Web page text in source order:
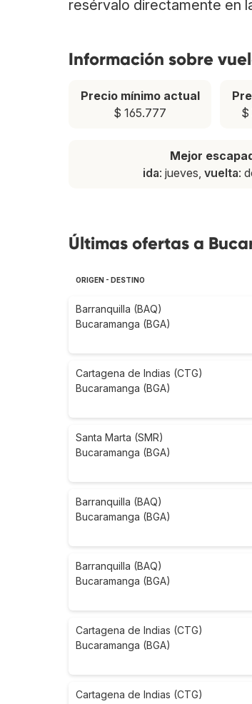
resérvalo directamente en
Información sobre
Precio mínimo actual
$ 165.777
$
Mejor
ida: jueves, vuelta:
Últimas ofertas a
ORIGEN - DESTINO
Barranquilla (BAQ)
Bucaramanga (BGA)
Cartagena de Indias (CTG)
Bucaramanga (BGA)
Santa Marta (SMR)
Bucaramanga (BGA)
Barranquilla (BAQ)
Bucaramanga (BGA)
Barranquilla (BAQ)
Bucaramanga (BGA)
Cartagena de Indias (CTG)
Bucaramanga (BGA)
Cartagena de Indias (CTG)